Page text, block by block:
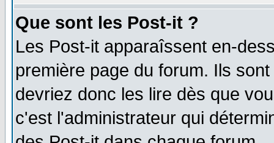
Que sont les Post-it ?
Les Post-it apparaîssent en-
première page du forum. Ils
devriez donc les lire dès que
c'est l'administrateur qui